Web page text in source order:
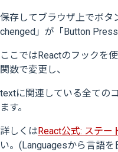
保存してブラウザ上でボタ
chenged」が「Button
ここではReactのフックを
関数で変更し、
textに関連している全ての
ます。
詳しくは React公式: ステー
い。(Languagesから言語